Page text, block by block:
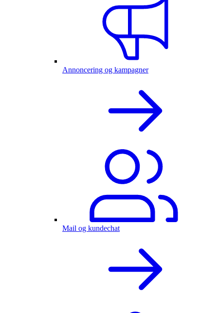
Annoncering og kampagner
Mail og kundechat